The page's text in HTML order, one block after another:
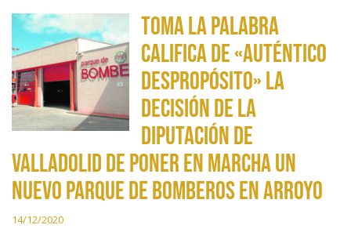
Toma la Palabra
califica de «auténtico
despropósito» la
decisión de la
Diputación de
Valladolid de poner en marcha un
nuevo parque de bomberos en Arroyo
14/12/2020